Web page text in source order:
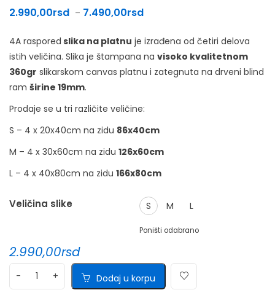
2.990,00rsd – 7.490,00rsd
4A raspored slika na platnu je izrađena od četiri delova
istih veličina. Slika je štampana na visoko kvalitetnom
360gr slikarskom canvas platnu i zategnuta na drveni blind
ram širine 19mm.
Prodaje se u tri različite veličine:
S – 4 x 20x40cm na zidu 86x40cm
M – 4 x 30x60cm na zidu 126x60cm
L – 4 x 40x80cm na zidu 166x80cm
Veličina slike S M L
Poništi odabrano
2.990,00rsd
Dodaj u korpu